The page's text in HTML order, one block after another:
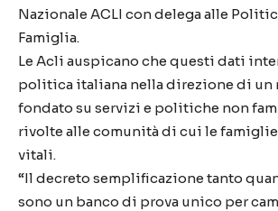
Nazionale ACLI con delega alle
Famiglia.
Le Acli auspicano che questi dati
politica italiana nella direzione di un
fondato su servizi e politiche non
rivolte alle comunità di cui le
vitali.
“Il decreto semplificazione tanto
sono un banco di prova unico per